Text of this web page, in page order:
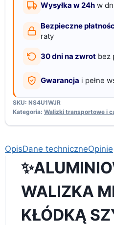
Wysyłka w 24h w
Bezpieczne
raty
30 dni na zwrot bez
Gwarancja i pełne
SKU: NS4U1WJR
Kategoria: Walizki transportowe i
OpisDane techniczneOpinie
WALIZKA
KŁÓDKĄ